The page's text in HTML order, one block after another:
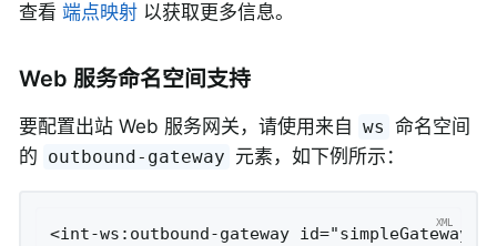
查看 端点映射 以获取更多信息。
Web 服务命名空间支持
要配置出站 Web 服务网关，请使用来自 ws 命名空间
的 outbound-gateway 元素，如下例所示：
<int-ws:outbound-gateway id="simpleGateway"